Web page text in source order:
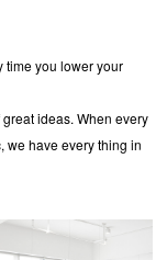
time you lower your
ideas. When every
we have every thing in